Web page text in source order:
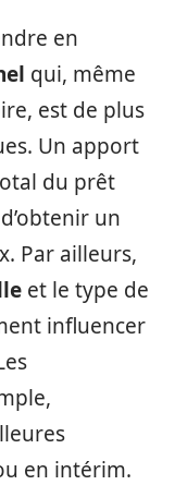
en
qui, même
est de plus
Un apport
du prêt
un
Par ailleurs,
et le type de
influencer
en intérim.